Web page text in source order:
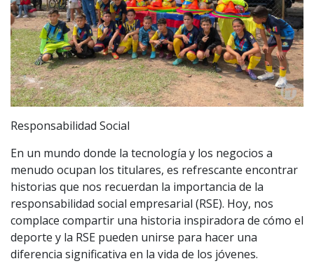
Responsabilidad Social
En un mundo donde la tecnología y los negocios a
menudo ocupan los titulares, es refrescante encontrar
historias que nos recuerdan la importancia de la
responsabilidad social empresarial (RSE). Hoy, nos
complace compartir una historia inspiradora de cómo el
deporte y la RSE pueden unirse para hacer una
diferencia significativa en la vida de los jóvenes.
ARGENTINA
MÉXICO